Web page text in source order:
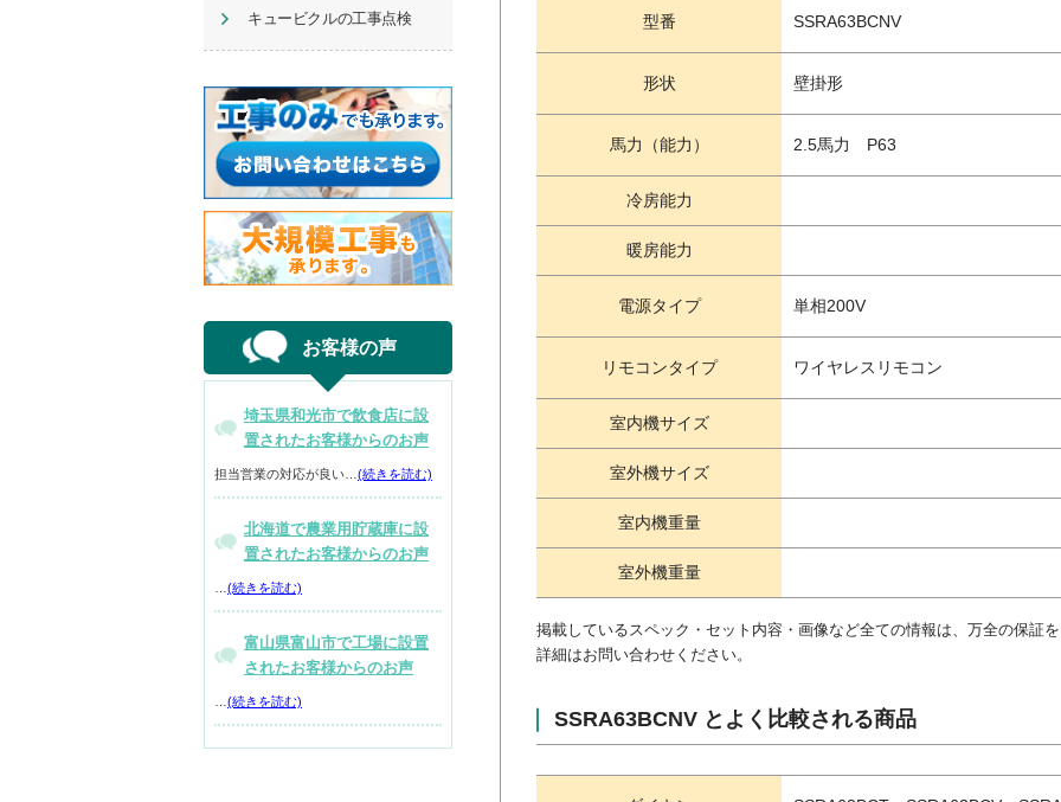
型番 SSRA63BCNV
形状 壁掛形
馬力（能力） 2.5馬力 P63
冷房能力
暖房能力
電源タイプ 単相200V
リモコンタイプ ワイヤレスリモコン
室内機サイズ
室外機サイズ
室内機重量
室外機重量
掲載しているスペック・セット内容・画像など全ての情報は、万全の保証
詳細はお問い合わせください。
SSRA63BCNV とよく比較される商品
キュービクルの工事点検
お客様の声
埼玉県和光市で飲食店に設
置されたお客様からのお声
担当営業の対応が良い… (続きを読む)
北海道で農業用貯蔵庫に設
置されたお客様からのお声
(続きを読む)
富山県富山市で工場に設置
されたお客様からのお声
(続きを読む)